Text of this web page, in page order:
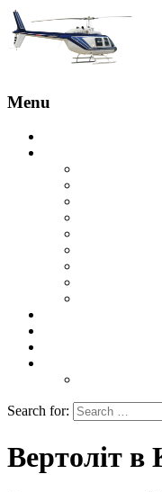
Menu
Search for:
Вертоліт